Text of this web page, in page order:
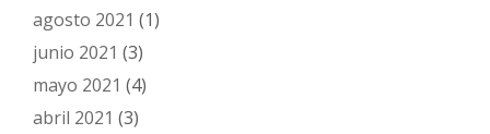
agosto 2021 (1)
junio 2021 (3)
mayo 2021 (4)
abril 2021 (3)